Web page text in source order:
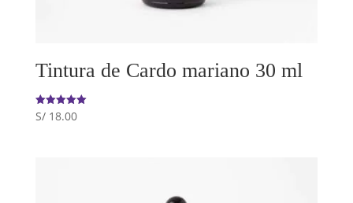
Tintura de Cardo mariano 30 ml
Valorado
con
S/18.00